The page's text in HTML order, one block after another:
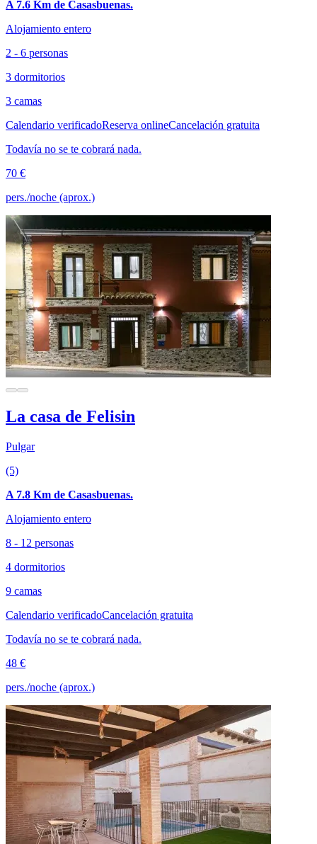
A 7.6 Km de Casasbuenas.
Alojamiento entero
2 - 6 personas
3 dormitorios
3 camas
Calendario verificadoReserva onlineCancelación gratuita
Todavía no se te cobrará nada.
70 €
pers./noche (aprox.)
La casa de Felisin
Pulgar
(5)
A 7.8 Km de Casasbuenas.
Alojamiento entero
8 - 12 personas
4 dormitorios
9 camas
Calendario verificadoCancelación gratuita
Todavía no se te cobrará nada.
48 €
pers./noche (aprox.)